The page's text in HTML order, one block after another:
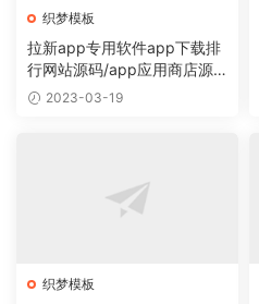
织梦模板
拉新app专用软件app下载排
行网站源码/app应用商店源
码 2023-03-19
织梦模板